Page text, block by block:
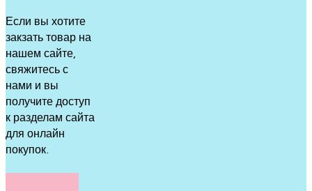
Если вы хотите
закзать товар на
нашем сайте,
свяжитесь с
нами и вы
получите доступ
к разделам сайта
для онлайн
покупок.